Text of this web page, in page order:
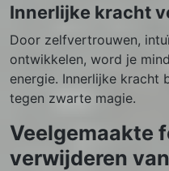
Innerlijke kracht
Door zelfvertrouwen,
ontwikkelen, word je
energie. Innerlijke kracht
tegen zwarte magie.
Veelgemaakte
verwijderen